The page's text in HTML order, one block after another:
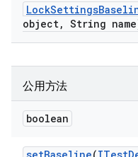
LockSettings
object, String
公用方法
boolean